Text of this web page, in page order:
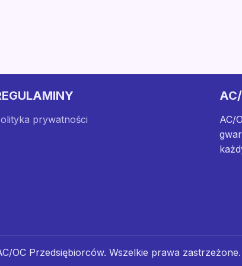
prywatności
AC/
OC Przedsiębiorców. Wszelkie prawa zastrzeżone.